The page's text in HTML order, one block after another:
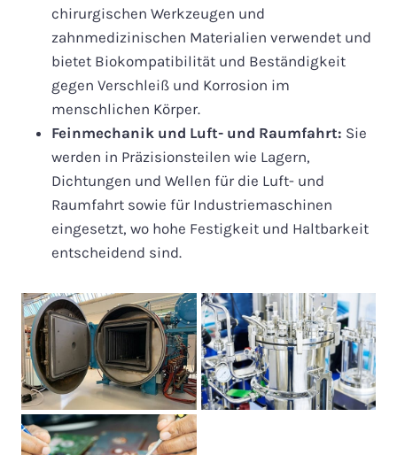
chirurgischen Werkzeugen und
zahnmedizinischen Materialien verwendet und
bietet Biokompatibilität und Beständigkeit
gegen Verschleiß und Korrosion im
menschlichen Körper.
Feinmechanik und Luft- und Raumfahrt: Sie
werden in Präzisionsteilen wie Lagern,
Dichtungen und Wellen für die Luft- und
Raumfahrt sowie für Industriemaschinen
eingesetzt, wo hohe Festigkeit und Haltbarkeit
entscheidend sind.